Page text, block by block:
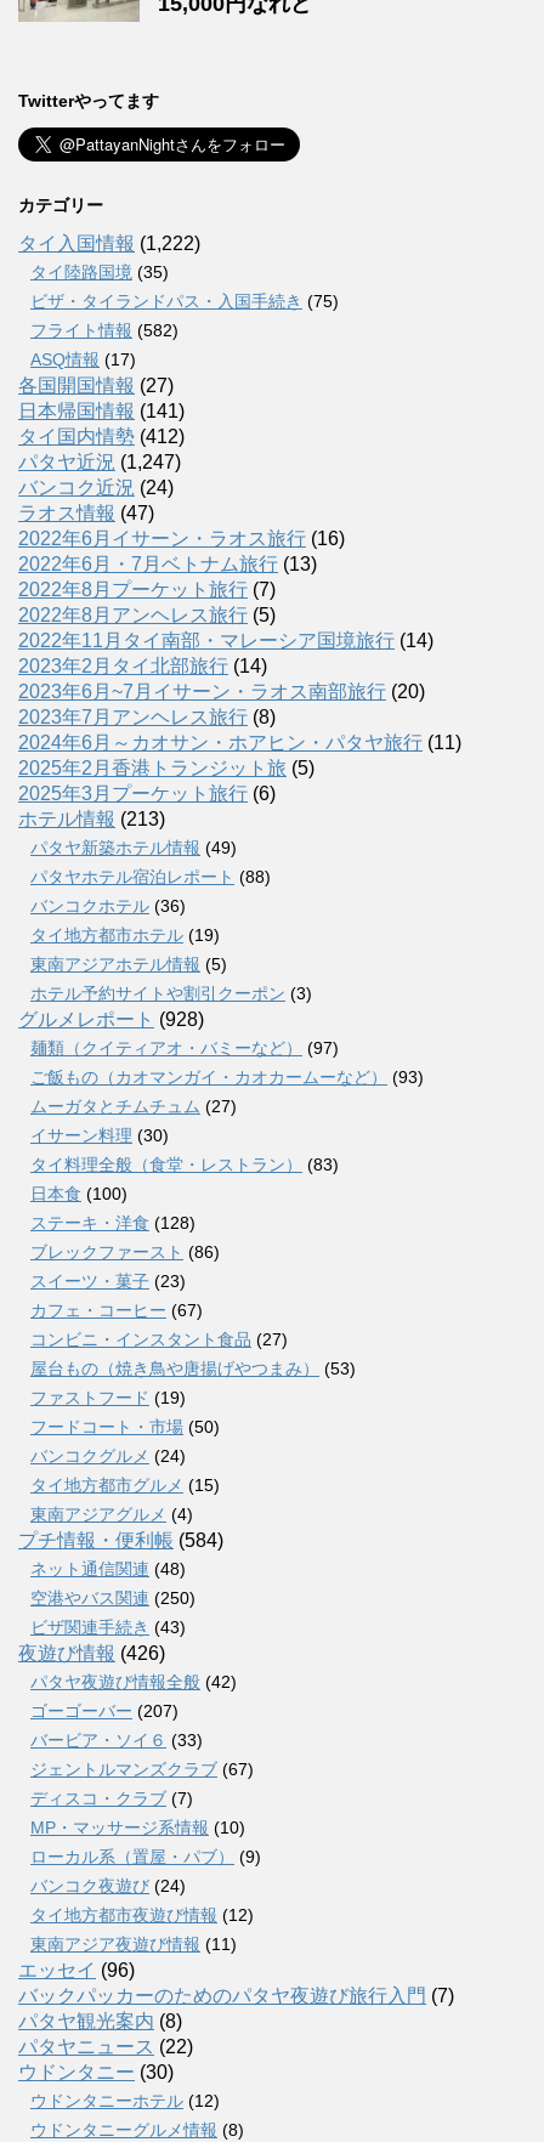
Twitterやってます
カテゴリー
タイ入国情報 (1,222)
タイ陸路国境 (35)
ビザ・タイランドパス・入国手続き (75)
フライト情報 (582)
ASQ情報 (17)
各国開国情報 (27)
日本帰国情報 (141)
タイ国内情勢 (412)
パタヤ近況 (1,247)
バンコク近況 (24)
ラオス情報 (47)
2022年6月イサーン・ラオス旅行 (16)
2022年6月・7月ベトナム旅行 (13)
2022年8月プーケット旅行 (7)
2022年8月アンヘレス旅行 (5)
2022年11月タイ南部・マレーシア国境旅行 (14)
2023年2月タイ北部旅行 (14)
2023年6月~7月イサーン・ラオス南部旅行 (20)
2023年7月アンヘレス旅行 (8)
2024年6月～カオサン・ホアヒン・パタヤ旅行 (11)
2025年2月香港トランジット旅 (5)
2025年3月プーケット旅行 (6)
ホテル情報 (213)
パタヤ新築ホテル情報 (49)
パタヤホテル宿泊レポート (88)
バンコクホテル (36)
タイ地方都市ホテル (19)
東南アジアホテル情報 (5)
ホテル予約サイトや割引クーポン (3)
グルメレポート (928)
麺類（クイティアオ・バミーなど）
(97)
ご飯もの（カオマンガイ・カオカームーなど）
(93)
ムーガタとチムチュム (27)
イサーン料理 (30)
タイ料理全般（食堂・レストラン）
(83)
日本食 (100)
ステーキ・洋食 (128)
ブレックファースト (86)
スイーツ・菓子 (23)
カフェ・コーヒー (67)
コンビニ・インスタント食品 (27)
屋台もの（焼き鳥や唐揚げやつまみ）
(53)
ファストフード (19)
フードコート・市場 (50)
バンコクグルメ (24)
タイ地方都市グルメ (15)
東南アジアグルメ (4)
プチ情報・便利帳 (584)
ネット通信関連 (48)
空港やバス関連 (250)
ビザ関連手続き (43)
夜遊び情報 (426)
パタヤ夜遊び情報全般 (42)
ゴーゴーバー (207)
バービア・ソイ６ (33)
ジェントルマンズクラブ (67)
ディスコ・クラブ (7)
MP・マッサージ系情報 (10)
ローカル系（置屋・パブ）
(9)
バンコク夜遊び (24)
タイ地方都市夜遊び情報 (12)
東南アジア夜遊び情報 (11)
エッセイ (96)
バックパッカーのためのパタヤ夜遊び旅行入門 (7)
パタヤ観光案内 (8)
パタヤニュース (22)
ウドンタニー (30)
ウドンタニーホテル (12)
ウドンタニーグルメ情報 (8)